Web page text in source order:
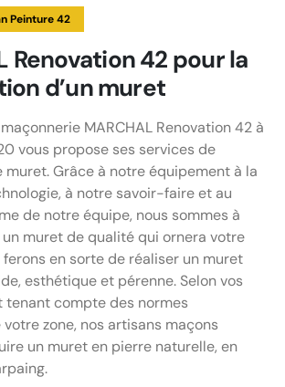
Peinture 42
Renovation 42 pour la
d’un muret
MARCHAL Renovation 42 à
vous propose ses services de
Grâce à notre équipement à la
à notre savoir-faire et au
de notre équipe, nous sommes à
muret de qualité qui ornera votre
en sorte de réaliser un muret
esthétique et pérenne. Selon vos
tenant compte des normes
votre zone, nos artisans maçons
un muret en pierre naturelle, en